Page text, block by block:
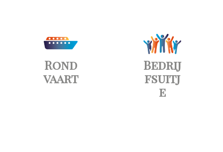
Rond
vaart
Bedrij
fsuitj
e